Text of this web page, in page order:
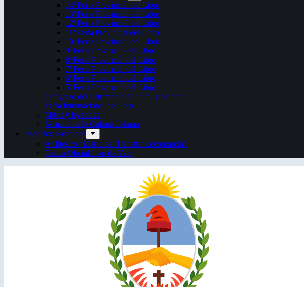
14ª Feria Provincial del Libro
13ª Feria Provincial del Libro
12ª Feria Provincial del Libro
11ª Feria Provincial del Libro
10ª Feria Provincial del Libro
9ª Feria Provincial del Libro
8ª Feria Provincial del Libro
7ª Feria Provincial del Libro
6ª Feria Provincial del Libro
5ª Feria Provincial del Libro
Congreso del Patrimonio Cultural y Natural
Feria Internacional del libro
Mitos y leyendas
Semana de la Cultura Italiana
Espacios escénicos
Anfiteatro “Mario del Tránsito Cocomarola”
Teatro Oficial Juan de Vera